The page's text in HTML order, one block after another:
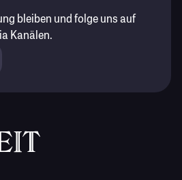
bleiben und folge uns auf
Kanälen.